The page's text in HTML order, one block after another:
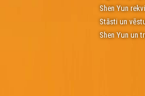
Shen Yun
Stāsti un
Shen Yun un